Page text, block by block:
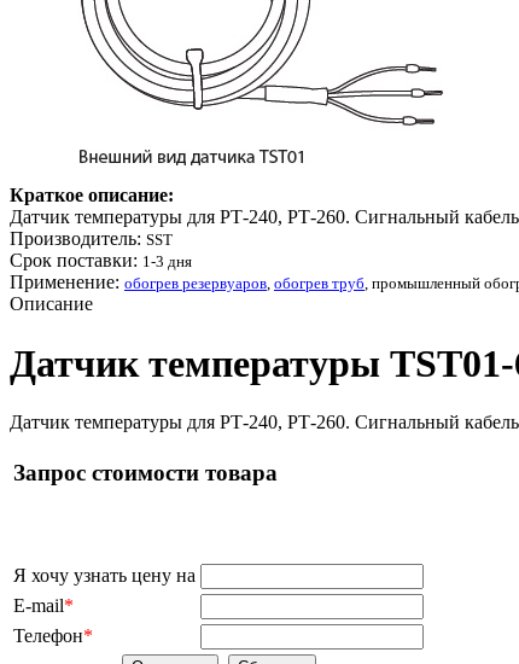
Краткое описание:
Датчик температуры для РТ-240, РТ-260. Сигнальный
Производитель: SST
Срок поставки: 1-3 дня
Применение: обогрев резервуаров, обогрев труб, промышленный
Описание
Датчик температуры
Датчик температуры для РТ-240, РТ-260. Сигнальный
Запрос стоимости товара
Я хочу узнать цену на
E-mail*
Телефон*